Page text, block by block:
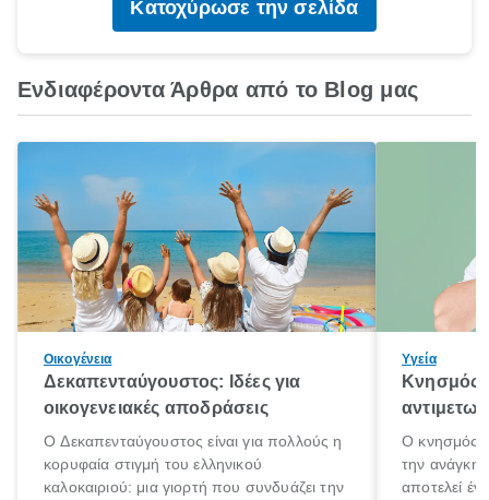
Κατοχύρωσε την σελίδα
Ενδιαφέροντα Άρθρα από το Blog μας
Οικογένεια
Δεκαπενταύγουστος: Ιδέες για
οικογενειακές αποδράσεις
Ο Δεκαπενταύγουστος είναι για πολλούς η
κορυφαία στιγμή του ελληνικού
καλοκαιριού: μια γιορτή που συνδυάζει την
Υγεία
Κνησμός:
Ο κνησμός
την ανάγκη
αποτελεί